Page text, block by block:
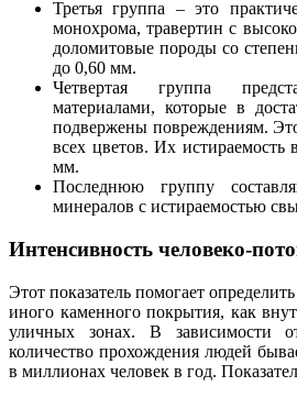
Третья группа – это
монохрома, травертин с
доломитовые породы со
до 0,60 мм.
Четвертая группа
материалами, которые в
подвержены повреждениям.
всех цветов. Их истираемость
мм.
Последнюю группу
минералов с истираемостью
Интенсивность человеко-
Этот показатель помогает
иного каменного покрытия, как
уличных зонах. В зависимости
количество прохождения людей
в миллионах человек в год.